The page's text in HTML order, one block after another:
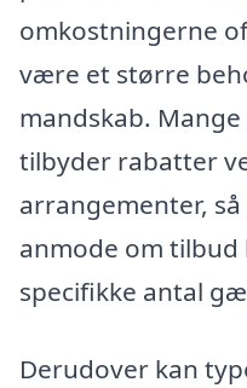
omkostningerne
være et større
mandskab.
tilbyder rabatter
arrangementer,
anmode om tilbud
specifikke antal
Derudover kan